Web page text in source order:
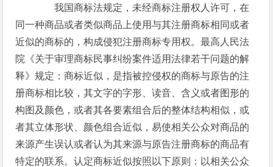
我国商标法规定，未经商标注册权人许可，在
同一种商品或者类似商品上使用与其注册商标相同或者
近似的商标的，构成侵犯注册商标专用权。最高人民法
院《关于审理商标民事纠纷案件适用法律若干问题的解
释》规定：商标近似，是指被控侵权的商标与原告的注
册商标相比较，其文字的字形、读音、含义或者图形的
构图及颜色，或者其各要素组合后的整体结构相似，或
者其立体形状、颜色组合近似，易使相关公众对商品的
来源产生误认或者认为其来源与原告注册商标的商品有
特定的联系。认定商标近似按照以下原则：以相关公众